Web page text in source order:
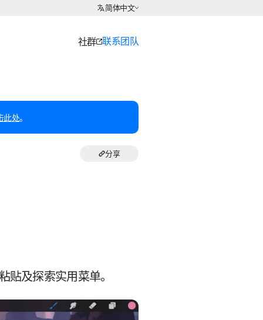
简体中文
选择语言
社群 联系团队
此处。
分享
及探索实用菜单。